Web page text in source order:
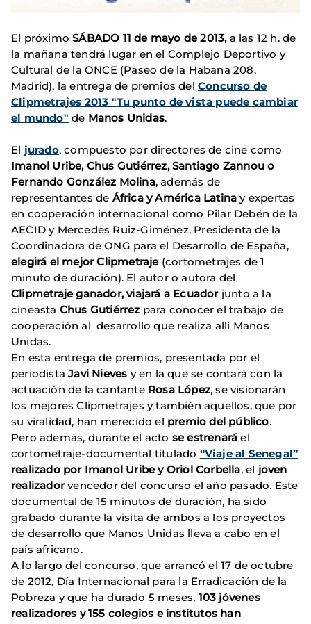
El próximoSÁBADO 11 de mayo de 2013,a las 12 h. de
la mañana tendrá lugar en el Complejo Deportivo y
Cultural de la ONCE (Paseo de la Habana 208,
Madrid), la entrega de premios del Concurso de
Clipmetrajes 2013 "Tu punto de vista puede cambiar
el mundo" de Manos Unidas.
El jurado, compuesto por directores de cine como
Imanol Uribe, Chus Gutiérrez, Santiago Zannou o
Fernando González Molina, además de
representantes de África y América Latina y expertas
en cooperación internacional como Pilar Debén de la
AECID y Mercedes Ruiz-Giménez, Presidenta de la
Coordinadora de ONG para el Desarrollo de España,
elegirá el mejor Clipmetraje(cortometrajes de 1
minuto de duración). El autor o autora del
Clipmetraje ganador, viajará a Ecuadorjunto a la
cineasta Chus Gutiérrez para conocer el trabajo de
cooperación al desarrollo que realiza allí Manos
Unidas.
En esta entrega de premios, presentada por el
periodistaJavi Nieves y en la que se contará con la
actuación de la cantante Rosa López, se visionarán
los mejores Clipmetrajes y también aquellos, que por
su viralidad, han merecido el premio del público.
Pero además, durante el acto se estrenará el
cortometraje-documental titulado “Viaje al Senegal”
realizado porImanol Uribey Oriol Corbella, el joven
realizadorvencedor del concurso el año pasado. Este
documental de 15 minutos de duración, ha sido
grabado durante la visita de ambos a los proyectos
de desarrollo que Manos Unidas lleva a cabo en el
país africano.
A lo largo del concurso, que arrancó el 17 de octubre
de 2012, Día Internacional para la Erradicación de la
Pobreza y que ha durado 5 meses, 103 jóvenes
realizadores y155 colegios e institutos han